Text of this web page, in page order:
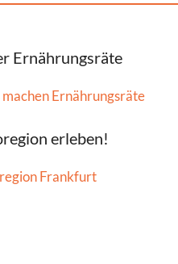
Ernährungsräte
machen Ernährungsräte
erleben!
Frankfurt